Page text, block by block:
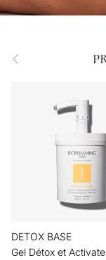
Précédent
DETOX BASE
Gel Détox et